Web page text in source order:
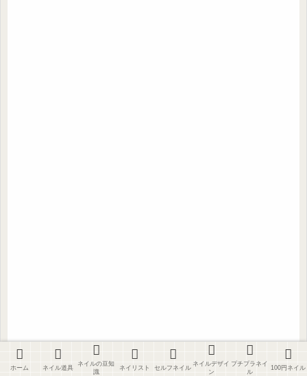
ホーム ネイル道具
ネイルの豆知
識
ネイリスト セルフネイル
ネイルデザイ
ン
プチプラネイ
ル
100円ネイル